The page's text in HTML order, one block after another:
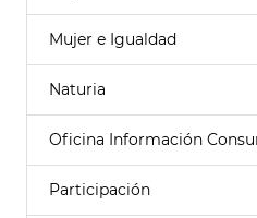
Mujer e Igualdad
Naturia
Oficina Información
Participación